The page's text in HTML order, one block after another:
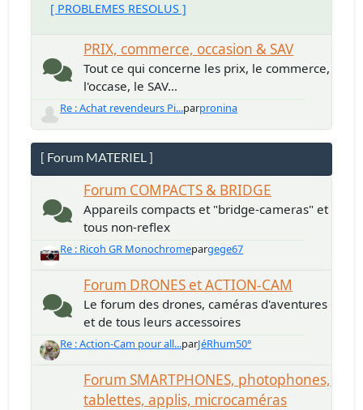
[ PROBLEMES RESOLUS ]
PRIX, commerce, occasion & SAV
Tout ce qui concerne les prix, le commerce,
l'occase, le SAV...
Re : Achat revendeurs Pi...parpronina
[ Forum MATERIEL ]
Forum COMPACTS & BRIDGE
Appareils compacts et "bridge-cameras" et
tous non-reflex
Re : Ricoh GR Monochromepargege67
Forum DRONES et ACTION-CAM
Le forum des drones, caméras d'aventures
et de tous leurs accessoires
Re : Action-Cam pour all...parJéRhum50°
Forum SMARTPHONES, photophones,
tablettes, applis, microcaméras